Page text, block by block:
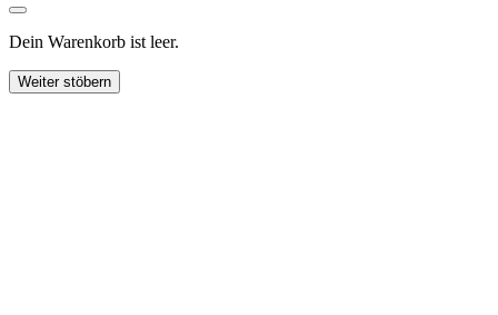
Dein Warenkorb ist leer.
Weiter stöbern